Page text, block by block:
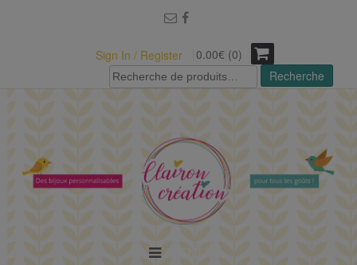
Sign In / Register
0.00€ (0)
Recherche
pour :
Recherche